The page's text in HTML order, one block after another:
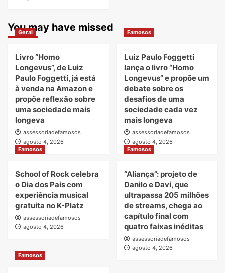
You may have missed
Geral
Livro “Homo
Longevus”, de Luiz
Paulo Foggetti, já está
à venda na Amazon e
propõe reflexão sobre
uma sociedade mais
longeva
assessoriadefamosos
agosto 4, 2026
Famosos
Luiz Paulo Foggetti
lança o livro “Homo
Longevus” e propõe um
debate sobre os
desafios de uma
sociedade cada vez
mais longeva
assessoriadefamosos
agosto 4, 2026
Famosos
School of Rock celebra
o Dia dos Pais com
experiência musical
gratuita no K-Platz
assessoriadefamosos
agosto 4, 2026
Famosos
“Aliança”: projeto de
Danilo e Davi, que
ultrapassa 205 milhões
de streams, chega ao
capítulo final com
quatro faixas inéditas
assessoriadefamosos
agosto 4, 2026
Famosos